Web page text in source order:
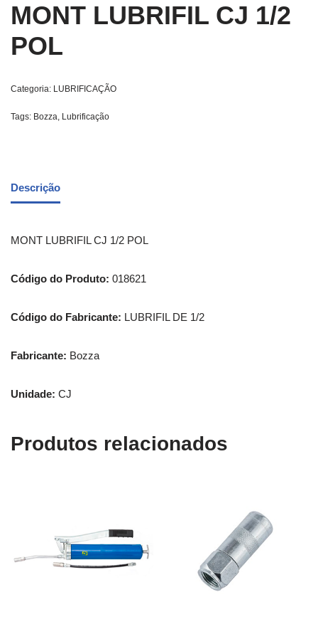
MONT LUBRIFIL CJ 1/2
POL
Categoria: LUBRIFICAÇÃO
Tags: Bozza, Lubrificação
Descrição
MONT LUBRIFIL CJ 1/2 POL
Código do Produto: 018621
Código do Fabricante: LUBRIFIL DE 1/2
Fabricante: Bozza
Unidade: CJ
Produtos relacionados